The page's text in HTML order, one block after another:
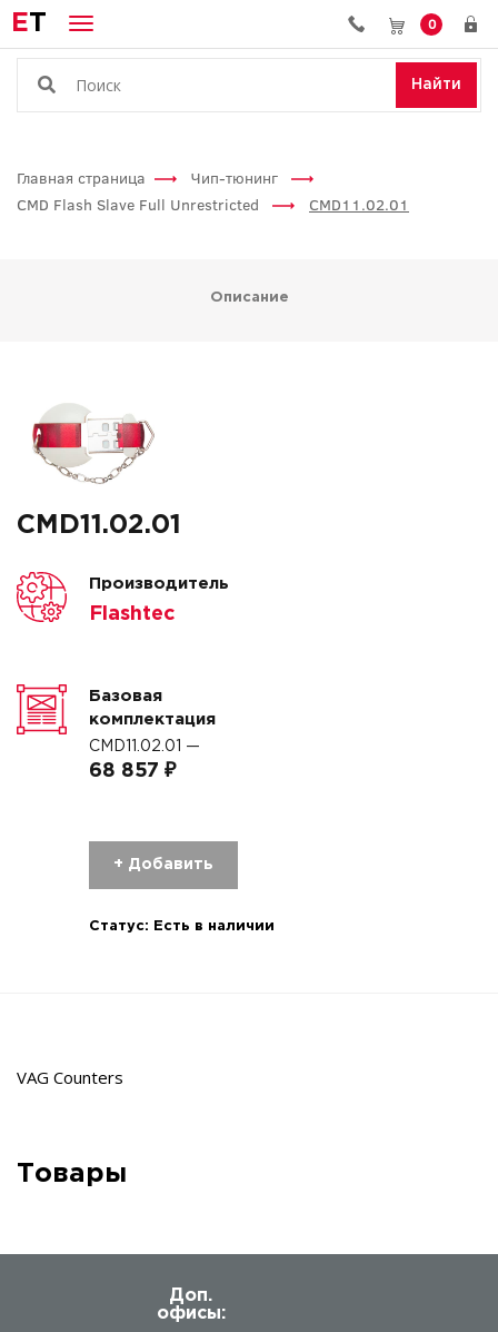
ET 0
Найти
Главная страница
Чип-тюнинг
CMD Flash Slave Full Unrestricted
CMD11.02.01
Описание
CMD11.02.01
Производитель
Flashtec
Базовая
комплектация
CMD11.02.01 —
68 857 ₽
+ Добавить
Статус: Есть в наличии
VAG Counters
Товары
Доп.
офисы: